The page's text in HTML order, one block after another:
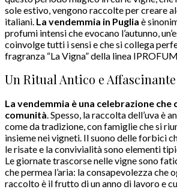
sole estivo, vengono raccolte per creare
italiani. La vendemmia in Puglia è
profumi intensi che evocano l’autunno,
coinvolge tutti i sensi e che si collega
fragranza “La Vigna” della linea
Un Ritual Antico e Affascinante
La vendemmia è una celebrazione
comunità. Spesso, la raccolta dell’uva è
come da tradizione, con famiglie che si
insieme nei vigneti. Il suono delle forbici
le risate e la convivialità sono elementi
Le giornate trascorse nelle vigne sono
che permea l’aria: la consapevolezza che
raccolto è il frutto di un anno di lavoro e